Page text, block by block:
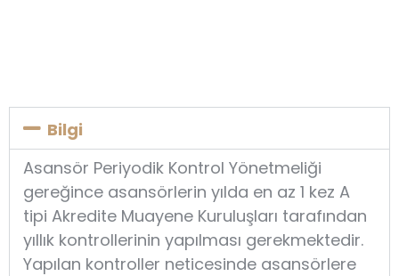
Bilgi
Asansör Periyodik Kontrol Yönetmeliği
gereğince asansörlerin yılda en az 1 kez A
tipi Akredite Muayene Kuruluşları tarafından
yıllık kontrollerinin yapılması gerekmektedir.
Yapılan kontroller neticesinde asansörlere